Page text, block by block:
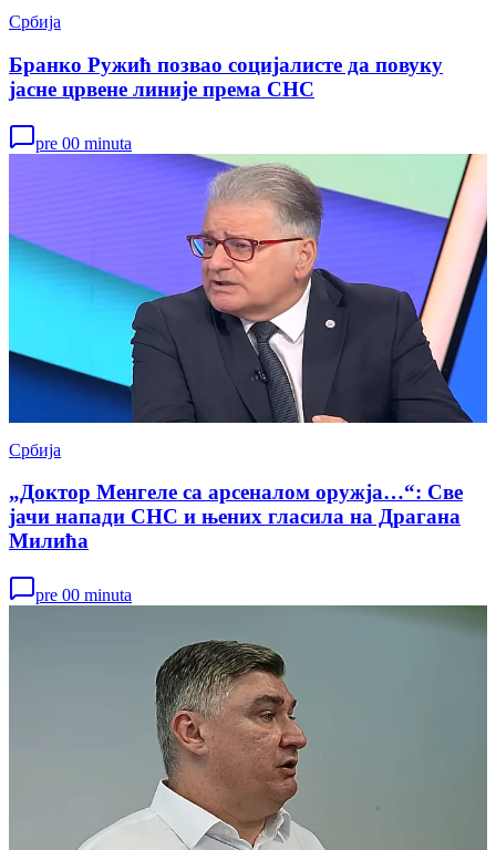
Србија
Бранко Ружић позвао социјалисте да повуку
јасне црвене линије према СНС
pre 00 minuta
Србија
„Доктор Менгеле са арсеналом оружја…“: Све
јачи напади СНС и њених гласила на Драгана
Милића
pre 00 minuta